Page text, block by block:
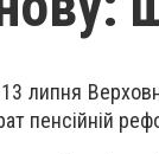
липня
пенсійній